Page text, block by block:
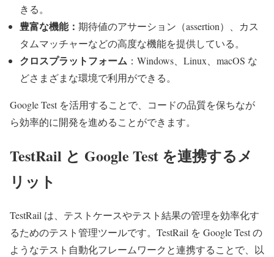
きる。
豊富な機能： 期待値のアサーション（assertion）、カス
タムマッチャーなどの高度な機能を提供している。
クロスプラットフォーム ：Windows、Linux、macOS な
どさまざまな環境で利用ができる。
Google Test を活用することで、コードの品質を保ちなが
ら効率的に開発を進めることができます。
TestRail と Google Test を連携するメ
リット
TestRail は、テストケースやテスト結果の管理を効率化す
るためのテスト管理ツールです。TestRail を Google Test の
ようなテスト自動化フレームワークと連携することで、以